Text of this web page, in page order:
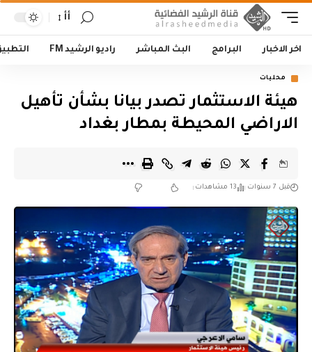
أأ
اخر الاخبار البرامج البث المباشر راديو الرشيد FM
محليات
هيئة الاستثمار تصدر بيانا بشأن تأهيل
الاراضي المحيطة بمطار بغداد
قبل 7 سنوات 13 مشاهدات